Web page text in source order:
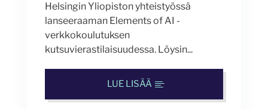
Helsingin Yliopiston yhteistyössä
lanseeraaman Elements of AI -
verkkokoulutuksen
kutsuvierastilaisuudessa. Löysin...
LUE LISÄÄ